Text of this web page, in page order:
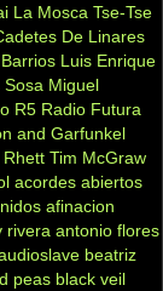
La Mosca Tse-Tse
De Linares
Luis Enrique
Sosa Miguel
R5 Radio Futura
and Garfunkel
Tim McGraw
acordes abiertos
afinacion
rivera antonio flores
beatriz
peas black veil